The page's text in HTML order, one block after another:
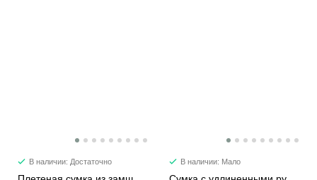
В наличии: Достаточно В наличии: Мало